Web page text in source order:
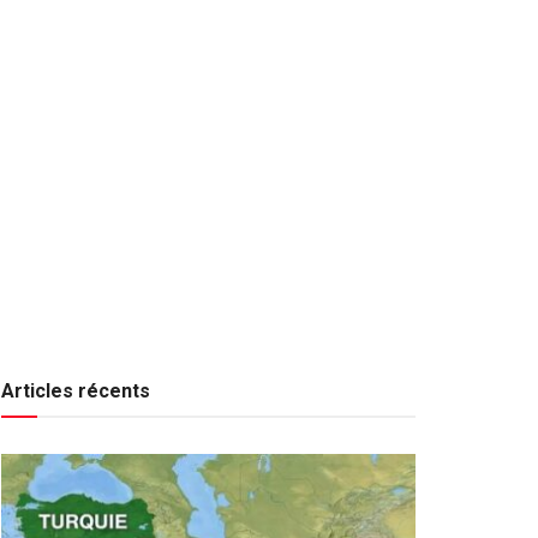
Articles récents